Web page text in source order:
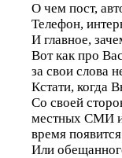
О чем пост,
Телефон,
И главное,
Вот как про
за свои слова
Кстати, когда
Со своей
местных СМИ и
время
Или